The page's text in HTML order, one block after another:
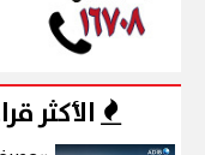
الأكثر